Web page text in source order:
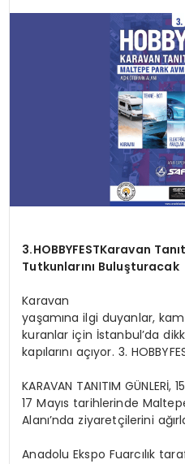
3.HOBBYFESTKaravan
Tutkunlarını Buluşturacak
Karavan
yaşamına ilgi duyanlar,
kuranlar için İstanbul’da
kapılarını açıyor. 3.
KARAVAN TANITIM GÜNLERİ,
17 Mayıs tarihlerinde
Alanı’nda ziyaretçilerini
Anadolu Ekspo Fuarcılık